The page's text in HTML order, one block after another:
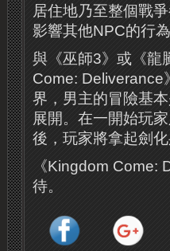
居住地乃至整個戰
影響其他NPC的行為
與《巫師3》或《龍
Come: Deliverance
界，男主的冒險基
展開。在一開始玩
後，玩家將拿起劍
《Kingdom Come:
待。